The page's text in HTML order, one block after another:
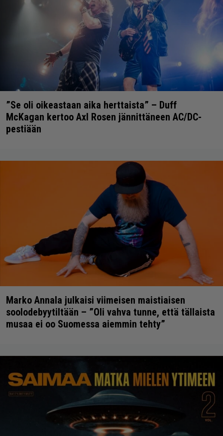
”Se oli oikeastaan aika herttaista” – Duff
McKagan kertoo Axl Rosen jännittäneen AC/DC-
pestiään
Marko Annala julkaisi viimeisen maistiaisen
soolodebyytiltään – ”Oli vahva tunne, että tällaista
musaa ei oo Suomessa aiemmin tehty”